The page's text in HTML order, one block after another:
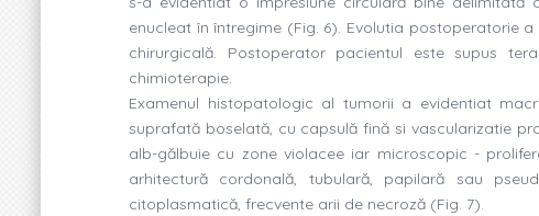
enucleat în întregime (Fig. 6). Evolutia postoperatorie
chirurgicală. Postoperator pacientul este supus
chimioterapie.
Examenul histopatologic al tumorii a evidentiat
suprafată boselată, cu capsulă fină si vascularizatie
alb-gălbuie cu zone violacee iar microscopic -
arhitectură cordonală, tubulară, papilară sau
citoplasmatică, frecvente arii de necroză (Fig. 7).